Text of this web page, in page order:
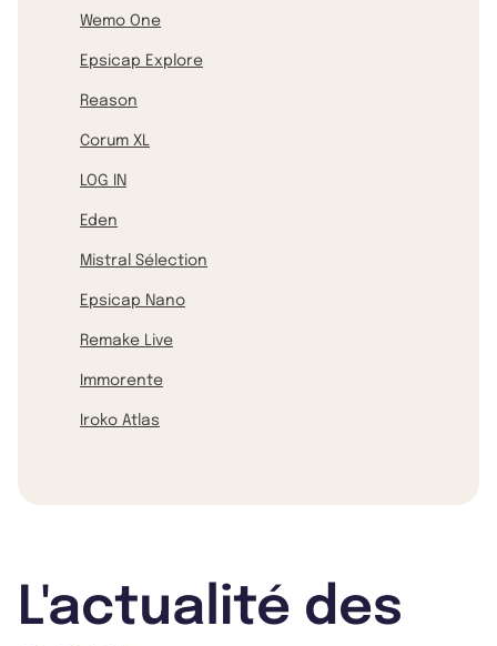
Wemo One
Epsicap Explore
Reason
Corum XL
LOG IN
Eden
Mistral Sélection
Epsicap Nano
Remake Live
Immorente
Iroko Atlas
L'actualité des